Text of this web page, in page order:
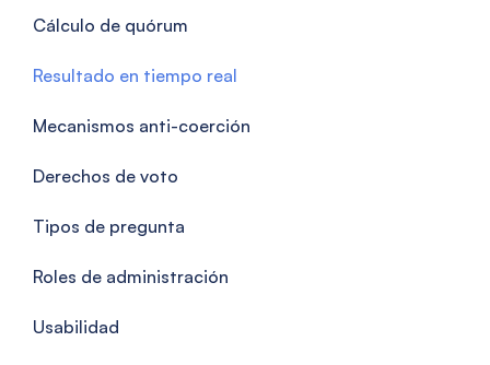
Cálculo de quórum
Resultado en tiempo real
Mecanismos anti-coerción
Derechos de voto
Tipos de pregunta
Roles de administración
Usabilidad